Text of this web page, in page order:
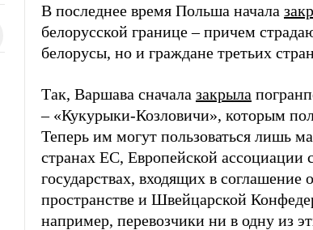
В последнее время Польша начала
белорусской границе – причем
белорусы, но и граждане третьих
Так, Варшава сначала закрыла
– «Кукурыки-Козловичи», которым
Теперь им могут пользоваться лишь
странах ЕС, Европейской ассоциации
государствах, входящих в
пространстве и Швейцарской
например, перевозчики ни в одну из